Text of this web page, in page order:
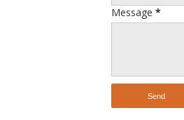
Message *